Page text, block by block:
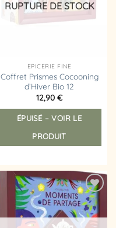
RUPTURE DE STOCK
EPICERIE FINE
Coffret Prismes Cocooning
d’Hiver Bio 12
12,90 €
ÉPUISÉ – VOIR LE
PRODUIT
Ajouter
à la
liste
d’envies